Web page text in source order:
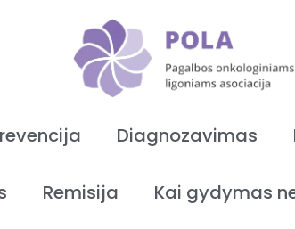
Diagnozavimas
Remisija Kai gydymas